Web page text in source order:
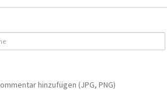
hinzufügen (JPG, PNG)